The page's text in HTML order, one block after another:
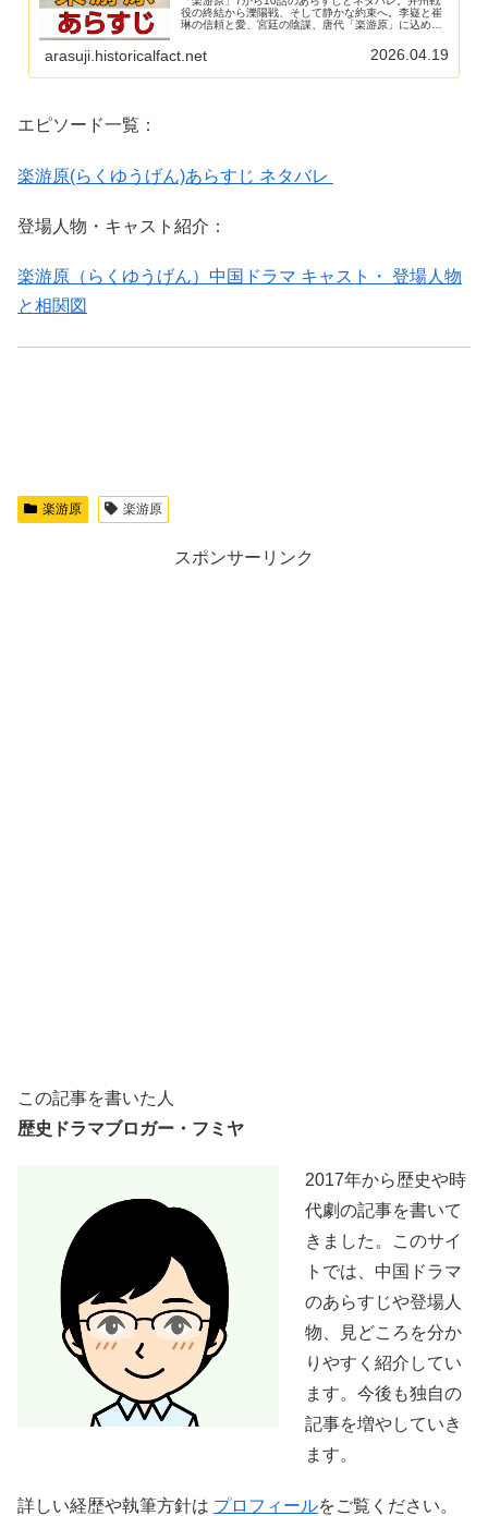
役の終結から濼陽戦、そして静かな約束へ。李嶷と崔
琳の信頼と愛、宮廷の陰謀、唐代「楽游原」に込めら
arasuji.historicalfact.net 2026.04.19
エピソード一覧：
楽游原(らくゆうげん)あらすじ ネタバレ
登場人物・キャスト紹介：
楽游原（らくゆうげん）中国ドラマ キャスト・ 登場人物
と相関図
楽游原 楽游原
スポンサーリンク
この記事を書いた人
歴史ドラマブロガー・フミヤ
2017年から歴史や時
代劇の記事を書いて
きました。このサイ
トでは、中国ドラマ
のあらすじや登場人
物、見どころを分か
りやすく紹介してい
ます。今後も独自の
記事を増やしていき
ます。
詳しい経歴や執筆方針は プロフィールをご覧ください。